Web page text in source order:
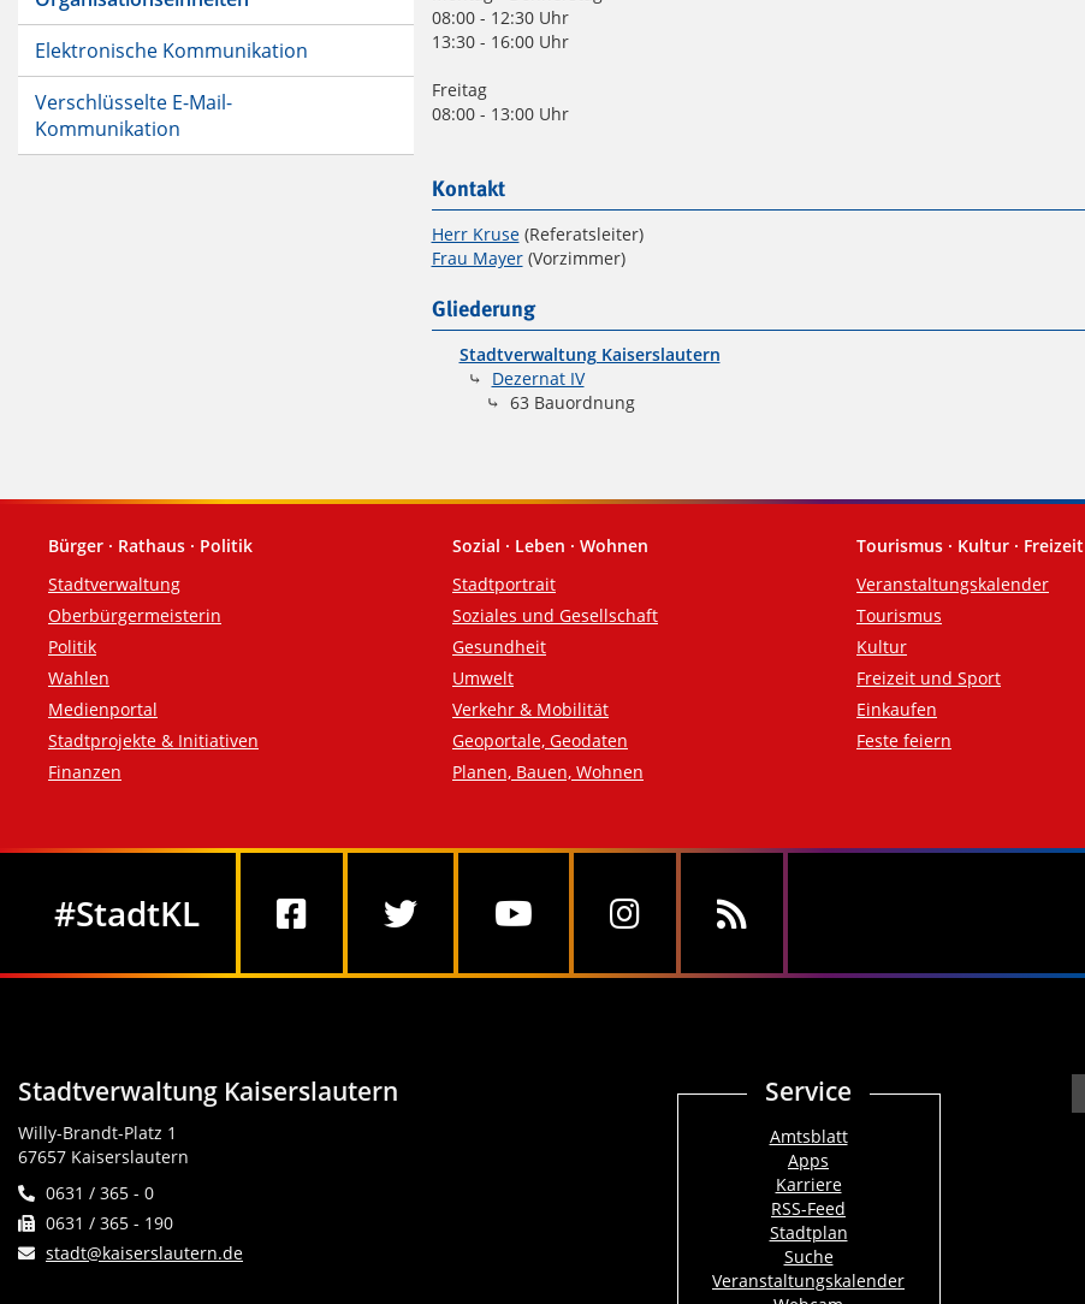
Elektronische Kommunikation
Verschlüsselte E-Mail-
Kommunikation
08:00 - 12:30 Uhr
13:30 - 16:00 Uhr
Freitag
08:00 - 13:00 Uhr
Kontakt
Herr Kruse(Referatsleiter)
Frau Mayer(Vorzimmer)
Gliederung
Stadtverwaltung Kaiserslautern
Dezernat IV
63 Bauordnung
Fußzeile
Bürger · Rathaus · Politik
Stadtverwaltung
Oberbürgermeisterin
Politik
Wahlen
Medienportal
Stadtprojekte & Initiativen
Finanzen
Sozial · Leben · Wohnen
Stadtportrait
Soziales und Gesellschaft
Gesundheit
Umwelt
Verkehr & Mobilität
Geoportale, Geodaten
Planen, Bauen, Wohnen
Tourismus · Kultur · Freizeit
Veranstaltungskalender
Tourismus
Kultur
Freizeit und Sport
Einkaufen
Feste feiern
#StadtKL
Stadtverwaltung Kaiserslautern
Willy-Brandt-Platz 1
67657 Kaiserslautern
0631 / 365 - 0
0631 / 365 - 190
stadt@kaiserslautern.de
Service
Amtsblatt
Apps
Karriere
RSS-Feed
Stadtplan
Suche
Veranstaltungskalender